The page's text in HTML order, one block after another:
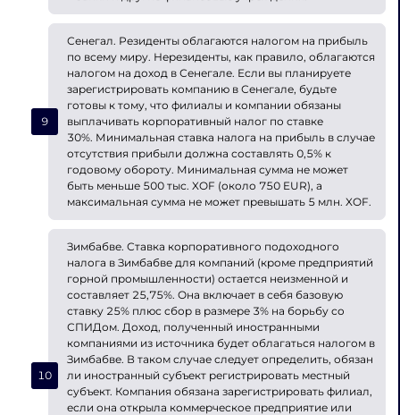
Сенегал. Резиденты облагаются налогом на прибыль
по всему миру. Нерезиденты, как правило, облагаются
налогом на доход в Сенегале. Если вы планируете
зарегистрировать компанию в Сенегале, будьте
готовы к тому, что филиалы и компании обязаны
выплачивать корпоративный налог по ставке
30%. Минимальная ставка налога на прибыль в случае
отсутствия прибыли должна составлять 0,5% к
годовому обороту. Минимальная сумма не может
быть меньше 500 тыс. XOF (около 750 EUR), а
максимальная сумма не может превышать 5 млн. XOF.
Зимбабве. Ставка корпоративного подоходного
налога в Зимбабве для компаний (кроме предприятий
горной промышленности) остается неизменной и
составляет 25,75%. Она включает в себя базовую
ставку 25% плюс сбор в размере 3% на борьбу со
СПИДом. Доход, полученный иностранными
компаниями из источника будет облагаться налогом в
Зимбабве. В таком случае следует определить, обязан
ли иностранный субъект регистрировать местный
субъект. Компания обязана зарегистрировать филиал,
если она открыла коммерческое предприятие или